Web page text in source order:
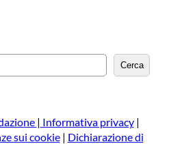
e
a
Cerca
| Informativa privacy|
sui cookie| Dichiarazione di